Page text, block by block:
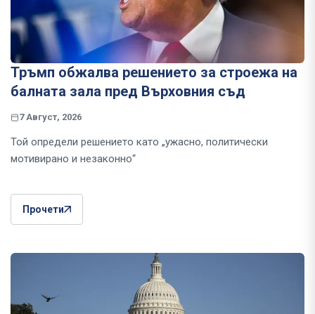
Тръмп обжалва решението за строежа на
балната зала пред Върховния съд
7 Август, 2026
Той определи решението като „ужасно, политически
мотивирано и незаконно“
Прочети